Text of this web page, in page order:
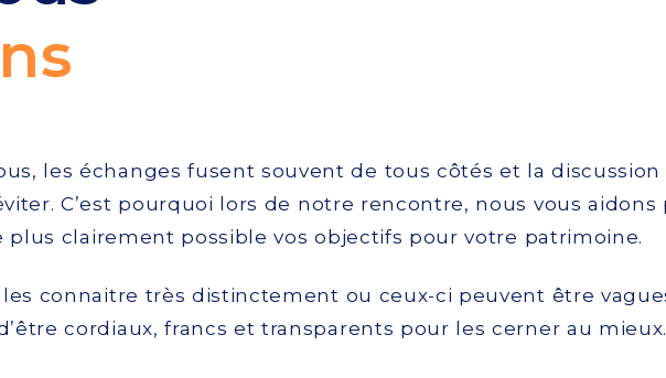
les échanges fusent souvent de tous côtés et la
C’est pourquoi lors de notre rencontre, nous vous
plus clairement possible vos objectifs pour votre patrimoine.
les connaitre très distinctement ou ceux-ci peuvent être
cordiaux, francs et transparents pour les cerner au